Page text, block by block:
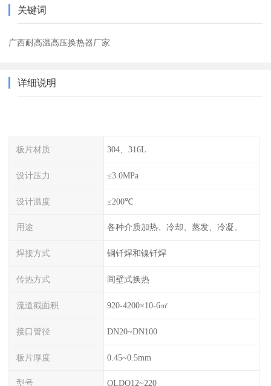
关键词
广西耐高温高压换热器厂家
详细说明
板片材质 304、316L
设计压力 ≤3.0MPa
设计温度 ≤200℃
用途 各种介质加热、冷却、蒸发、冷凝。
焊接方式 铜钎焊和镍钎焊
传热方式 间壁式换热
流道截面积 920-4200×10-6㎡
接口管径 DN20~DN100
板片厚度 0.45~0.5mm
型号 OLDQ12~220